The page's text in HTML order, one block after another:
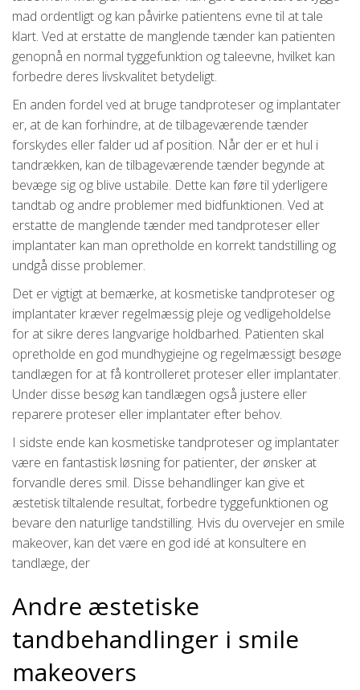
mad ordentligt og kan påvirke patientens evne til at tale
klart. Ved at erstatte de manglende tænder kan patienten
genopnå en normal tyggefunktion og taleevne, hvilket kan
forbedre deres livskvalitet betydeligt.
En anden fordel ved at bruge tandproteser og implantater
er, at de kan forhindre, at de tilbageværende tænder
forskydes eller falder ud af position. Når der er et hul i
tandrækken, kan de tilbageværende tænder begynde at
bevæge sig og blive ustabile. Dette kan føre til yderligere
tandtab og andre problemer med bidfunktionen. Ved at
erstatte de manglende tænder med tandproteser eller
implantater kan man opretholde en korrekt tandstilling og
undgå disse problemer.
Det er vigtigt at bemærke, at kosmetiske tandproteser og
implantater kræver regelmæssig pleje og vedligeholdelse
for at sikre deres langvarige holdbarhed. Patienten skal
opretholde en god mundhygiejne og regelmæssigt besøge
tandlægen for at få kontrolleret proteser eller implantater.
Under disse besøg kan tandlægen også justere eller
reparere proteser eller implantater efter behov.
I sidste ende kan kosmetiske tandproteser og implantater
være en fantastisk løsning for patienter, der ønsker at
forvandle deres smil. Disse behandlinger kan give et
æstetisk tiltalende resultat, forbedre tyggefunktionen og
bevare den naturlige tandstilling. Hvis du overvejer en smile
makeover, kan det være en god idé at konsultere en
tandlæge, der
Andre æstetiske
tandbehandlinger i smile
makeovers